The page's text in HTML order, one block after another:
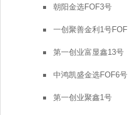
朝阳金选FOF3号
一创聚善金利1号FOF
第一创业富显鑫13号
中鸿凯盛金选FOF6号
第一创业聚鑫1号